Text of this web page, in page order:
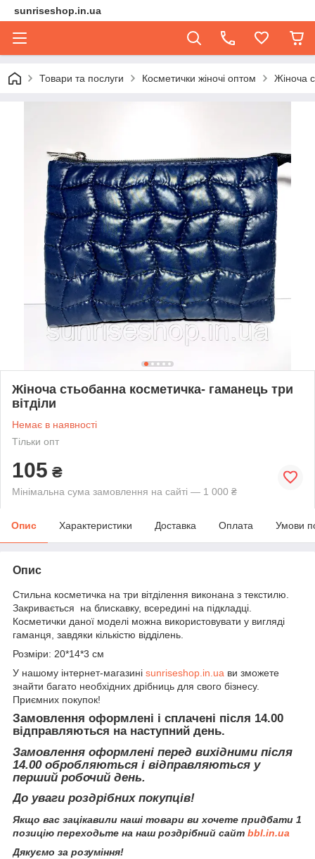
sunriseshop.in.ua
Товари та послуги Косметички жіночі оптом Жіноча
Жіноча стьобанна косметичка- гаманець три
вітділи
Немає в наявності
Тільки опт
105 ₴
Мінімальна сума замовлення на сайті — 1 000 ₴
Опис Характеристики Доставка Оплата Умови
Опис
Стильна косметичка на три вітділення виконана з текстилю.
Закривається на блискавку, всередині на підкладці.
Косметички даної моделі можна використовувати у вигляді
гаманця, завдяки кількістю відділень.
Розміри: 20*14*3 см
У нашому інтернет-магазині sunriseshop.in.ua ви зможете
знайти багато необхідних дрібниць для свого бізнесу.
Приємних покупок!
Замовлення оформлені і сплачені після 14.00
відправляються на наступний день.
Замовлення оформлені перед вихідними після
14.00 обробляються і відправляються у
перший робочий день.
До уваги роздрібних покупців!
Якщо вас зацікавили наші товари ви хочете придбати 1
позицію переходьте на наш роздрібний сайт bbl.in.ua
Дякуємо за розуміння!